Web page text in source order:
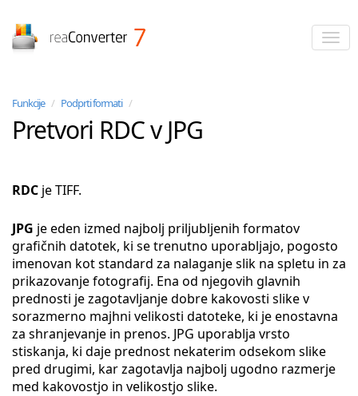
Funkcije / Podprti formati /
Pretvori RDC v JPG
RDC je TIFF.
JPG je eden izmed najbolj priljubljenih formatov
grafičnih datotek, ki se trenutno uporabljajo, pogosto
imenovan kot standard za nalaganje slik na spletu in za
prikazovanje fotografij. Ena od njegovih glavnih
prednosti je zagotavljanje dobre kakovosti slike v
sorazmerno majhni velikosti datoteke, ki je enostavna
za shranjevanje in prenos. JPG uporablja vrsto
stiskanja, ki daje prednost nekaterim odsekom slike
pred drugimi, kar zagotavlja najbolj ugodno razmerje
med kakovostjo in velikostjo slike.